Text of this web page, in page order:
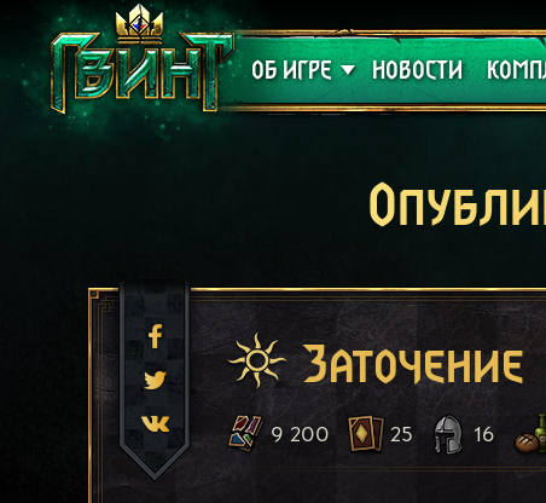
ОБ ИГРЕ
Поддержка
НОВОСТИ
Алое
Заточение
9 200 25 16